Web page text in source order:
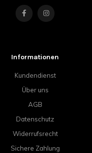
Informationen
Kundendienst
Über uns
AGB
Datenschutz
Widerrufsrecht
Sichere Zahlung